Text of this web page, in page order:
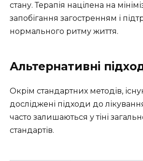
стану. Терапія націлена на
запобігання загостренням і
нормального ритму життя.
Альтернативні
Окрім стандартних методів,
досліджені підходи до
часто залишаються у тіні
стандартів.